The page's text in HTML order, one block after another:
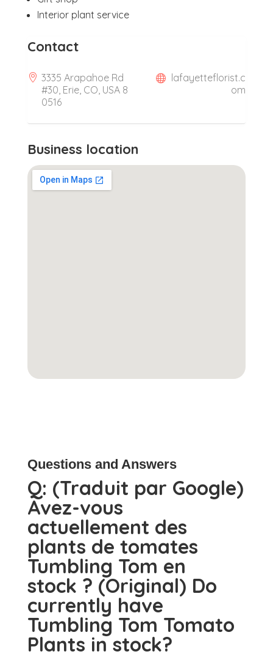
Interior plant service
Contact
3335 Arapahoe Rd
#30, Erie, CO, USA 8
0516
lafayetteflorist.c
om
Business location
Questions and Answers
Q: (Traduit par Google)
Avez-vous
actuellement des
plants de tomates
Tumbling Tom en
stock ? (Original) Do
currently have
Tumbling Tom Tomato
Plants in stock?